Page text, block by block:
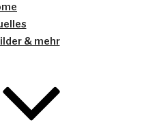
& mehr